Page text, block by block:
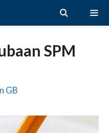
SPM
GB